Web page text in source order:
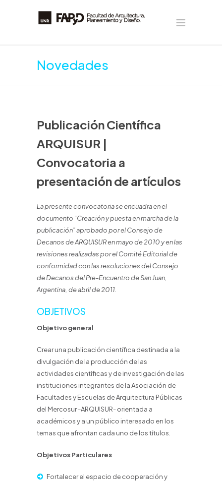
Novedades
Publicación Científica
ARQUISUR |
Convocatoria a
presentación de artículos
La presente convocatoria se encuadra en el
documento “Creación y puesta en marcha de la
publicación” aprobado por el Consejo de
Decanos de ARQUISUR en mayo de 2010 y en las
revisiones realizadas por el Comité Editorial de
conformidad con las resoluciones del Consejo
de Decanos del Pre-Encuentro de San Juan,
Argentina, de abril de 2011.
OBJETIVOS
Objetivo general
Crear una publicación científica destinada a la
divulgación de la producción de las
actividades científicas y de investigación de las
instituciones integrantes de la Asociación de
Facultades y Escuelas de Arquitectura Públicas
del Mercosur -ARQUISUR- orientada a
académicos y a un público interesado en los
temas que afrontan cada uno de los títulos.
Objetivos Particulares
Fortalecer el espacio de cooperación y